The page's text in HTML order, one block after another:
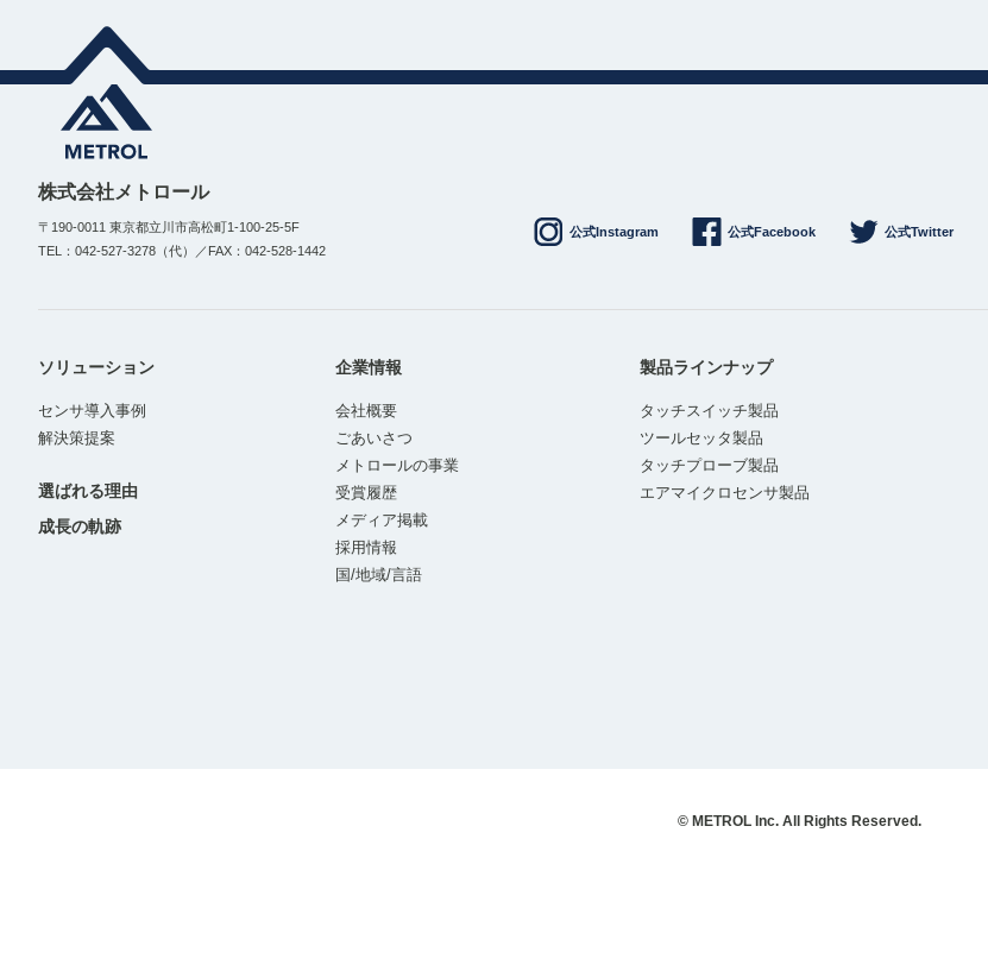
株式会社メトロール
〒190-0011 東京都立川市高松町1-100-25-5F
TEL：042-527-3278（代）／FAX：042-528-1442
公式Instagram 公式Facebook 公式Twitter
ソリューション
センサ導入事例
解決策提案
選ばれる理由
成長の軌跡
企業情報
会社概要
ごあいさつ
メトロールの事業
受賞履歴
メディア掲載
採用情報
国/地域/言語
製品ラインナップ
タッチスイッチ製品
ツールセッタ製品
タッチプローブ製品
エアマイクロセンサ製品
© METROL Inc. All Rights Reserved.